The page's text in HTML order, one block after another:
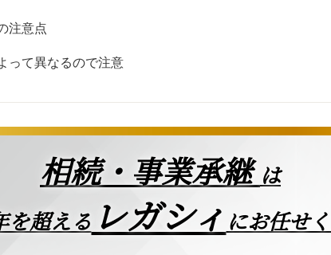
注意点
って異なるので注意
相続・事業承継 は
を超える レガシィ にお任せ